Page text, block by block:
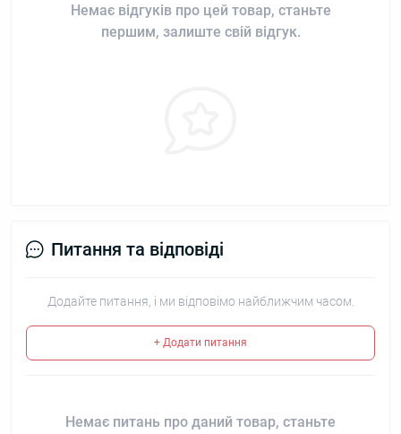
Немає відгуків про цей товар, станьте
першим, залиште свій відгук.
Питання та відповіді
Додайте питання, і ми відповімо найближчим часом.
+ Додати питання
Немає питань про даний товар, станьте